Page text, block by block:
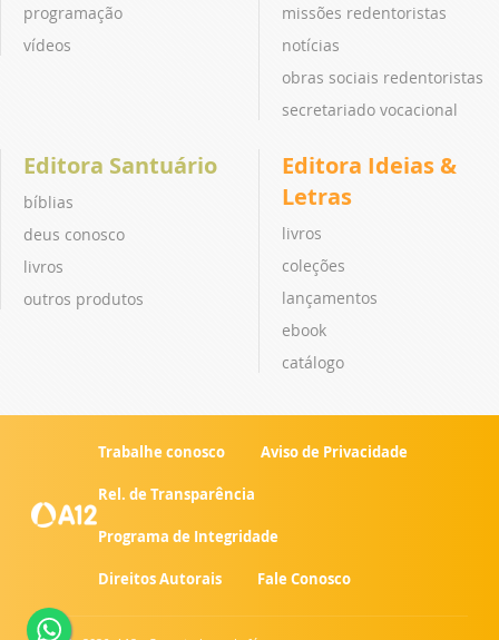
programação
vídeos
missões redentoristas
notícias
obras sociais redentoristas
secretariado vocacional
Editora Santuário
bíblias
deus conosco
livros
outros produtos
Editora Ideias &
Letras
livros
coleções
lançamentos
ebook
catálogo
Trabalhe conosco Aviso de Privacidade
Rel. de Transparência
Programa de Integridade
Direitos Autorais Fale Conosco